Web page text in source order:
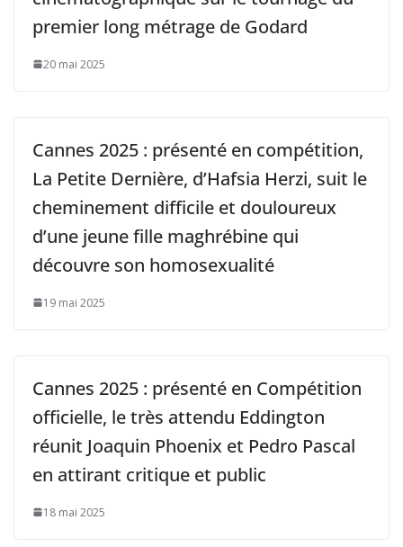
premier long métrage de Godard
20 mai 2025
Cannes 2025 : présenté en compétition,
La Petite Dernière, d’Hafsia Herzi, suit le
cheminement difficile et douloureux
d’une jeune fille maghrébine qui
découvre son homosexualité
19 mai 2025
Cannes 2025 : présenté en Compétition
officielle, le très attendu Eddington
réunit Joaquin Phoenix et Pedro Pascal
en attirant critique et public
18 mai 2025